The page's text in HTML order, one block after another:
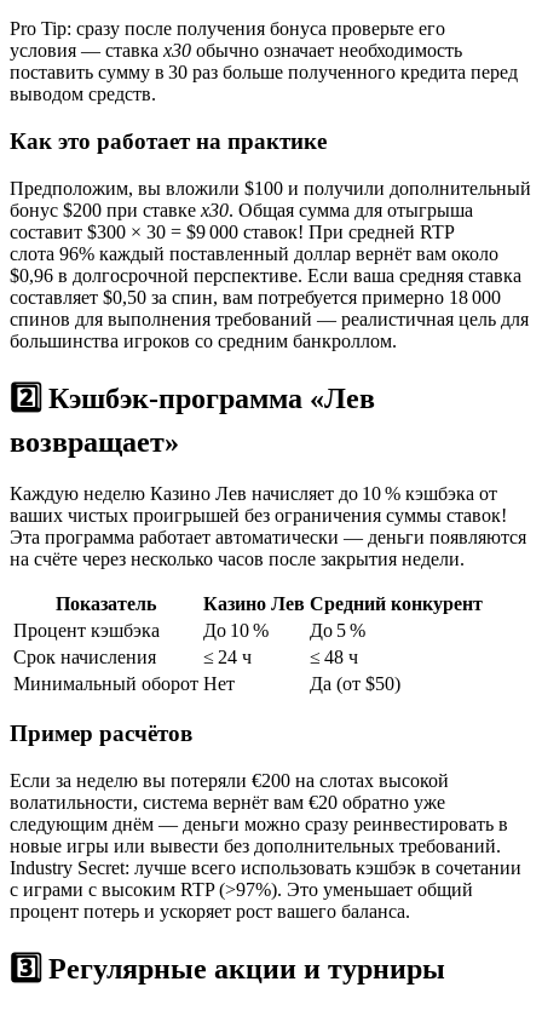
Pro Tip: сразу после получения бонуса проверьте его
условия — ставкаx30 обычно означает необходимость
поставить сумму в 30 раз больше полученного кредита перед
выводом средств.
Как это работает на практике
Предположим, вы вложили $100 и получили дополнительный
бонус $200 при ставке x30. Общая сумма для отыгрыша
составит $300 × 30 = $9 000 ставок! При средней RTP
слота 96% каждый поставленный доллар вернёт вам около
$0,96 в долгосрочной перспективе. Если ваша средняя ставка
составляет $0,50 за спин, вам потребуется примерно 18 000
спинов для выполнения требований — реалистичная цель для
большинства игроков со средним банкроллом.
2️⃣ Кэшбэк‑программа «Лев
возвращает»
Каждую неделю Казино Лев начисляет до 10 % кэшбэка от
ваших чистых проигрышей без ограничения суммы ставок!
Эта программа работает автоматически — деньги появляются
на счёте через несколько часов после закрытия недели.
Показатель Казино Лев Средний конкурент
Процент кэшбэка
До 10 %
До 5 %
Срок начисления
≤ 24 ч
≤ 48 ч
Минимальный оборот Нет Да (от $50)
Пример расчётов
Если за неделю вы потеряли €200 на слотах высокой
волатильности, система вернёт вам €20 обратно уже
следующим днём — деньги можно сразу реинвестировать в
новые игры или вывести без дополнительных требований.
Industry Secret: лучше всего использовать кэшбэк в сочетании
с играми с высоким RTP (>97%). Это уменьшает общий
процент потерь и ускоряет рост вашего баланса.
3️⃣ Регулярные акции и турниры